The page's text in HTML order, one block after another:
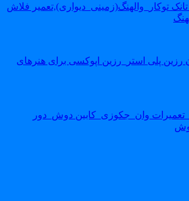
فلاش
پلی استر_رزین اپوکسی برای هنرهای
وان_جکوزی_کابین دوش_دور